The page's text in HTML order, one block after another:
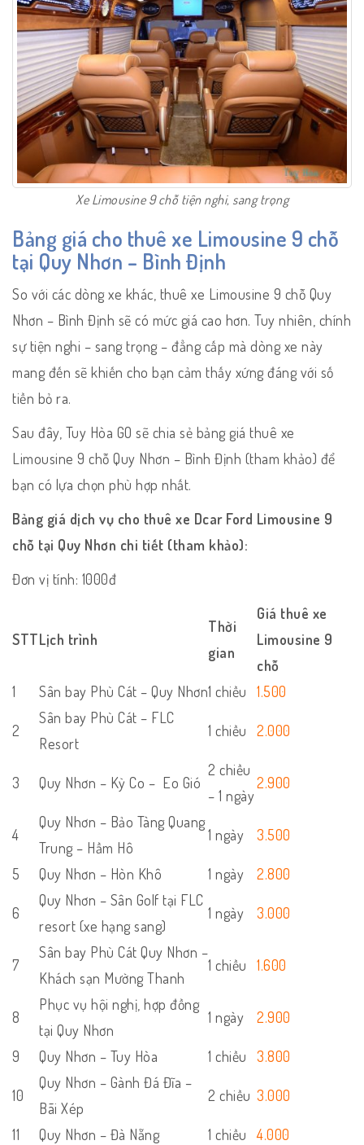
Xe Limousine 9 chỗ tiện nghi, sang trọng
Bảng giá cho thuê xe Limousine 9 chỗ
tại Quy Nhơn – Bình Định
So với các dòng xe khác, thuê xe Limousine 9 chỗ Quy
Nhơn – Bình Định sẽ có mức giá cao hơn. Tuy nhiên, chính
sự tiện nghi – sang trọng – đẳng cấp mà dòng xe này
mang đến sẽ khiến cho bạn cảm thấy xứng đáng với số
tiền bỏ ra.
Sau đây, Tuy Hòa GO sẽ chia sẻ bảng giá thuê xe
Limousine 9 chỗ Quy Nhơn – Bình Định (tham khảo) để
bạn có lựa chọn phù hợp nhất.
Bảng giá dịch vụ cho thuê xe Dcar Ford Limousine 9
chỗ tại Quy Nhơn chi tiết (tham khảo):
Đơn vị tính: 1000đ
STTLịch trình
Thời
gian
Giá thuê xe
Limousine 9
chỗ
1
Sân bay Phù Cát – Quy Nhơn1 chiều 1.500
2
Sân bay Phù Cát – FLC
Resort
1 chiều 2.000
3 Quy Nhơn – Kỳ Co – Eo Gió
2 chiều
– 1 ngày
2.900
4
Quy Nhơn – Bảo Tàng Quang
Trung – Hầm Hô
1 ngày 3.500
5 Quy Nhơn – Hòn Khô 1 ngày 2.800
6
Quy Nhơn – Sân Golf tại FLC
resort (xe hạng sang)
1 ngày 3.000
7
Sân bay Phù Cát Quy Nhơn –
Khách sạn Mường Thanh
1 chiều 1.600
8
Phục vụ hội nghị, hợp đồng
tại Quy Nhơn
1 ngày 2.900
9 Quy Nhơn – Tuy Hòa 1 chiều 3.800
10
Quy Nhơn – Gành Đá Đĩa –
Bãi Xép
2 chiều 3.000
11 Quy Nhơn – Đà Nẵng 1 chiều 4.000